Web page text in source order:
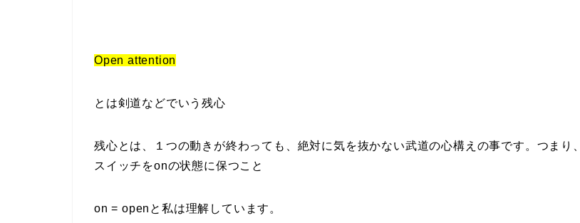
Open attention
とは剣道などでいう残心
残心とは、１つの動きが終わっても、絶対に気を抜かない武道の心構えの事です。つまり、
スイッチをonの状態に保つこと
on = openと私は理解しています。